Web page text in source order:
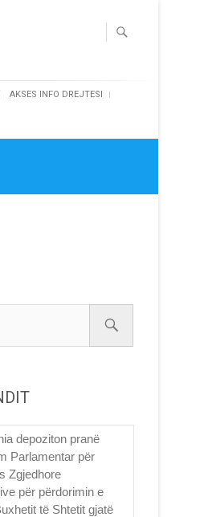
AKSES INFO DREJTESI
depoziton pranë
Parlamentar për
Zgjedhore
për përdorimin e
të Shtetit gjatë